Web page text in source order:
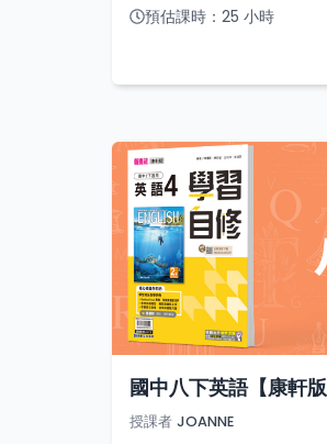
預估課時： 25 小時
國中八下英語【康軒
授課者 JOANNE